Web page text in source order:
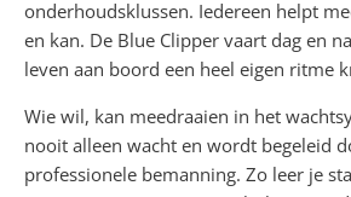
onderhoudsklussen. Iedereen helpt
en kan. De Blue Clipper vaart dag en
leven aan boord een heel eigen ritme
Wie wil, kan meedraaien in het
nooit alleen wacht en wordt begeleid
professionele bemanning. Zo leer je